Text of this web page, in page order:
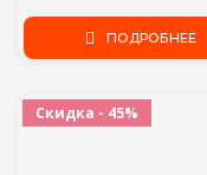
Солнцезащитные
Очки Ночного
езды
ПОДРОБНЕЕ
Скидка - 45%